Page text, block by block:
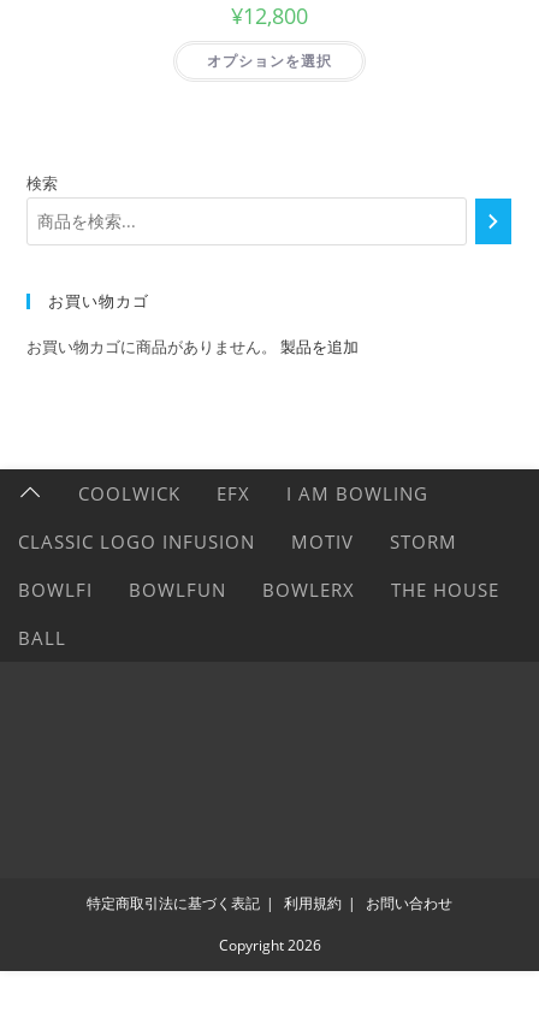
¥12,800
オプションを選択
検索
お買い物カゴ
お買い物カゴに商品がありません。製品を追加
COOLWICK EFX
I AM BOWLING
CLASSIC LOGO INFUSION
MOTIV
STORM
BOWLFI
BOWLFUN BOWLERX
THE HOUSE
BALL
特定商取引法に基づく表記 利用規約 お問い合わせ
Copyright 2026